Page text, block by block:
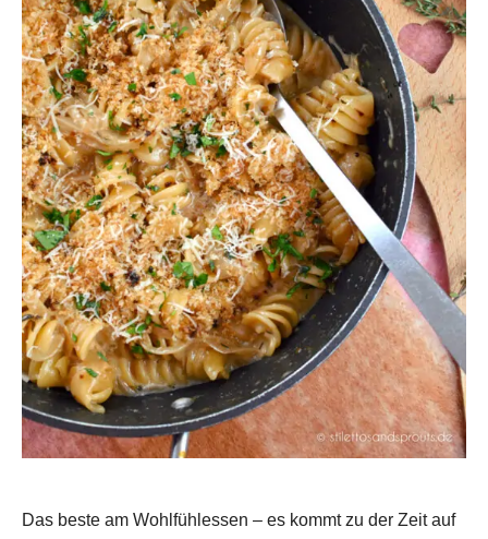
Das beste am Wohlfühlessen – es kommt zu der Zeit auf